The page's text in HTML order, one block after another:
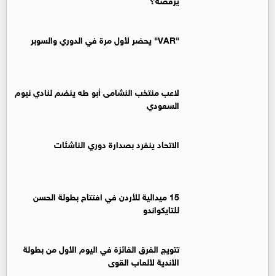
"VAR" يحضر لأول مرة في الدوري والسوبر
لاعب منتخب النشامى أبو طه ينضم لنادي نيوم
السعودي
الاتحاد ينفرد بصدارة دوري الناشئات
15 ميدالية للأردن في افتتاح بطولة الحسن
للتايكواندو
تتويج الفرق الفائزة في اليوم الأول من بطولة
الأندية لألعاب القوى